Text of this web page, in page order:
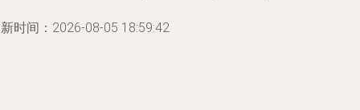
时间：2026-08-05 18:59:42